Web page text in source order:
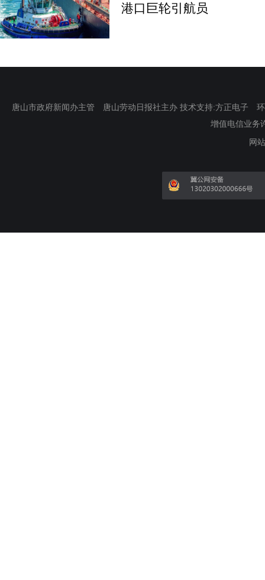
港口巨轮引航员
唐山市政府新闻办主管 唐山劳动日报社主办 技术支持:方正电子
增值电信业务
网